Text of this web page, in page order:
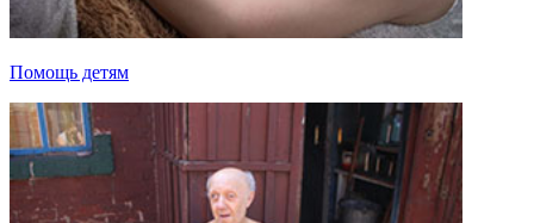
Помощь детям